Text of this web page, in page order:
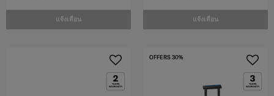
แจ้งเตือน แจ้งเตือน
OFFERS 30%